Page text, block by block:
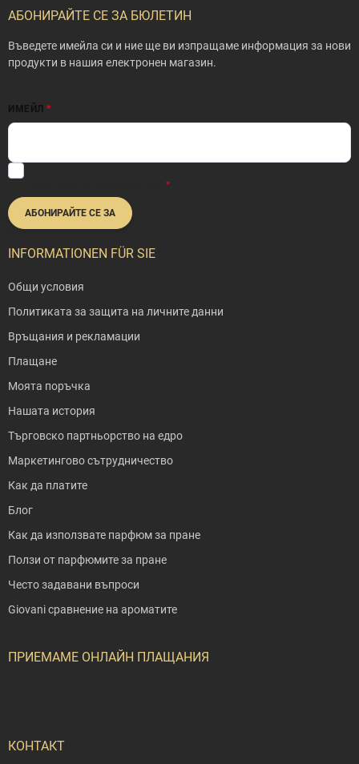
АБОНИРАЙТЕ СЕ ЗА БЮЛЕТИН
Въведете имейла си и ние ще ви изпращаме информация за нови
продукти в нашия електронен магазин.
ИМЕЙЛ
АБОНИРАЙТЕ СЕ ЗА
INFORMATIONEN FÜR SIE
Общи условия
Политиката за защита на личните данни
Връщания и рекламации
Плащане
Моята поръчка
Нашата история
Търговско партньорство на едро
Маркетингово сътрудничество
Как да платите
Блог
Как да използвате парфюм за пране
Ползи от парфюмите за пране
Често задавани въпроси
Giovani сравнение на ароматите
ПРИЕМАМЕ ОНЛАЙН ПЛАЩАНИЯ
КОНТАКТ